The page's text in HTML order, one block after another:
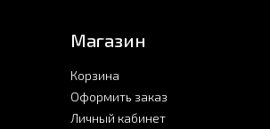
Магазин
Корзина
Оформить заказ
Личный кабинет